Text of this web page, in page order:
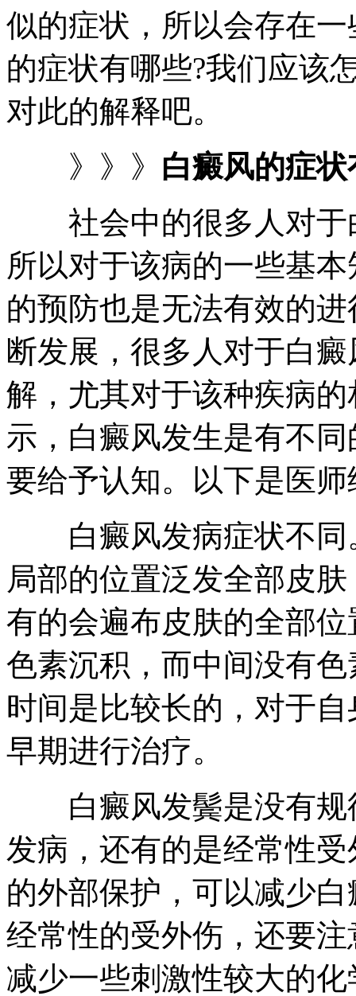
似的症状，所以会存在
的症状有哪些?我们应该
对此的解释吧。
》》》 白癜风的症
社会中的很多人对于
所以对于该病的一些基
的预防也是无法有效的
断发展，很多人对于白
解，尤其对于该种疾病
示，白癜风发生是有不
要给予认知。以下是医
白癜风发病症状不同
局部的位置泛发全部皮
有的会遍布皮肤的全部
色素沉积，而中间没有
时间是比较长的，对于
早期进行治疗。
白癜风发鬓是没有规
发病，还有的是经常性
的外部保护，可以减少
经常性的受外伤，还要
减少一些刺激性较大的